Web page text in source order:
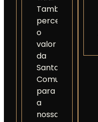
Também
percebemos
o
valor
da
Santa
Comunhão
para
a
nossa